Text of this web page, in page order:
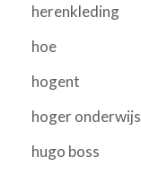
herenkleding
hoe
hogent
hoger onderwijs
hugo boss